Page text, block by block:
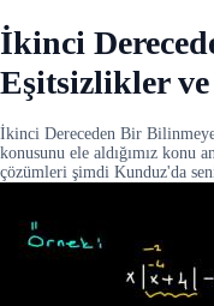
İkinci
Eşitsizlikler
İkinci Dereceden Bir
konusunu ele aldığımız konu
çözümleri şimdi Kunduz'da